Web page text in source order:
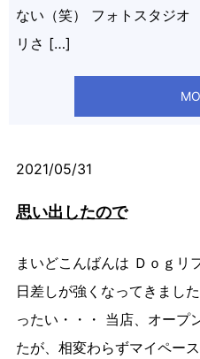
ない（笑） フォトスタジ
リさ […]
2021/05/31
思い出したので
まいどこんばんは Ｄｏｇリ
日差しが強くなってきまし
ったい・・・ 当店、オープ
たが、相変わらずマイペー